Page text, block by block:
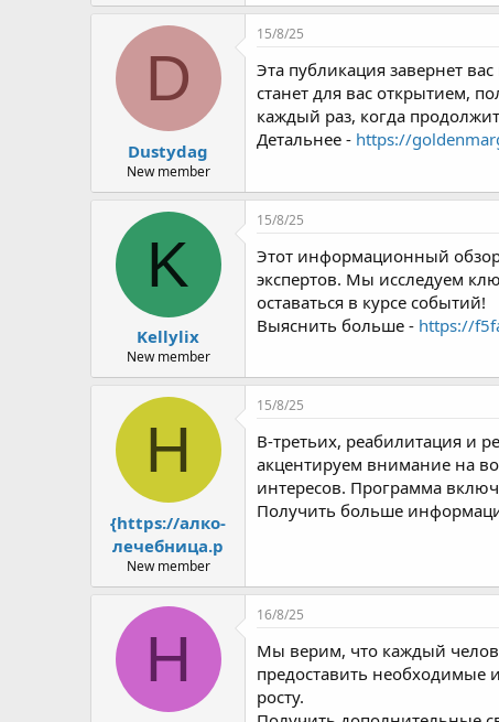
D
Dustydag
New member
15/8/25
Эта публикация завернет
станет для вас открытием,
каждый раз, когда
Детальнее - https://
K
Kellylix
New member
15/8/25
Этот информационный
экспертов. Мы исследуем
оставаться в курсе событий!
Выяснить больше - https://
H
{https://алко-
лечебница.р
New member
15/8/25
В-третьих, реабилитация и
акцентируем внимание на
интересов. Программа
Получить больше
H
16/8/25
Мы верим, что каждый
предоставить необходимые
росту.